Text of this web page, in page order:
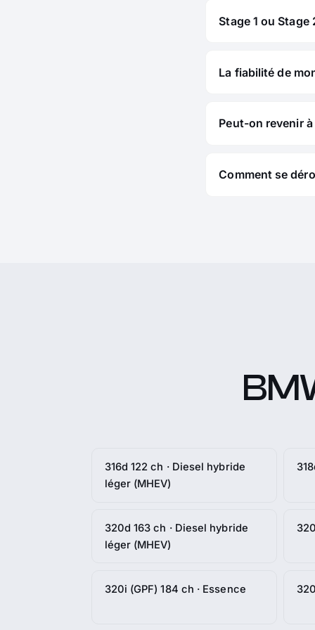
Stage 1 ou Stage
La fiabilité de
Peut-on revenir
Comment se
316d 122 ch · Diesel hybride
léger (MHEV)
320d 163 ch · Diesel hybride
léger (MHEV)
320i (GPF) 184 ch · Essence